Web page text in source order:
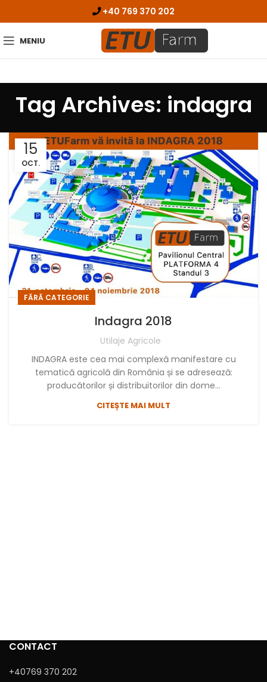
+40 769 370 202
MENIU
Tag Archives: indagra
15
OCT.
FĂRĂ CATEGORIE
Indagra 2018
Utilaje Agricole
INDAGRA este cea mai complexă manifestare cu
tematică agricolă din România și se adresează:
producătorilor și distribuitorilor din dome...
CITEȘTE MAI MULT
CONTACT
+40769 370 202